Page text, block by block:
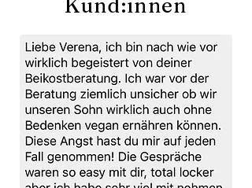
Kund:innen